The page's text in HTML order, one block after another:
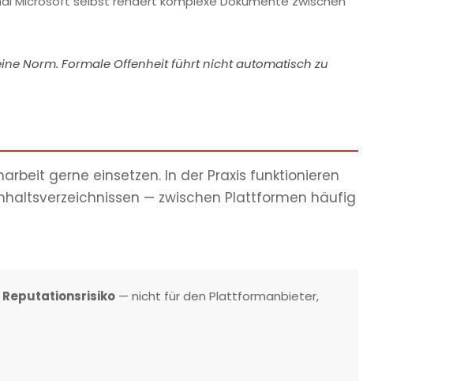
Norm. Formale Offenheit führt nicht automatisch zu
gerne einsetzen. In der Praxis funktionieren
— zwischen Plattformen häufig
Reputationsrisiko — nicht für den Plattformanbieter,